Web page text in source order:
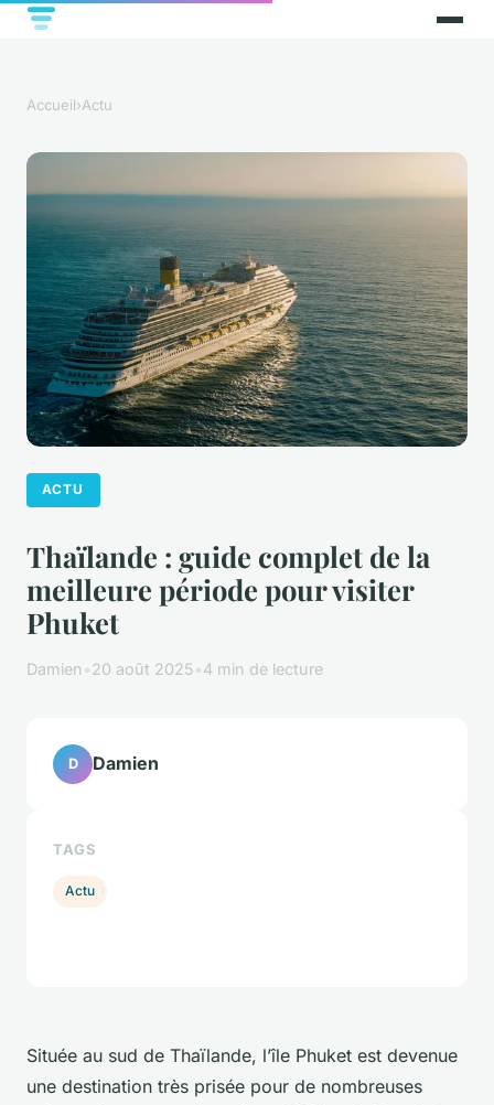
Accueil›Actu
ACTU
Thaïlande : guide complet de la
meilleure période pour visiter
Phuket
Damien •20 août 2025•4 min de lecture
Située au sud de Thaïlande, l’île Phuket est devenue
une destination très prisée pour de nombreuses
D Damien
TAGS
Actu